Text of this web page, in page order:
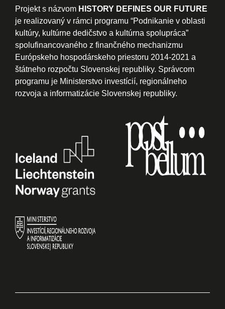
Projekt s názvom HISTORY DEFINES OUR FUTURE
je realizovaný v rámci programu “Podnikanie v oblasti
kultúry, kultúrne dedičstvo a kultúrna spolupráca”
spolufinancovaného z finančného mechanizmu
Európskeho hospodárskeho priestoru 2014-2021 a
štátneho rozpočtu Slovenskej republiky. Správcom
programu je Ministerstvo investícií, regionálneho
rozvoja a informatizácie Slovenskej republiky.